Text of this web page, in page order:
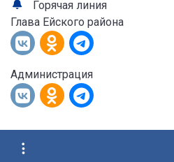
Горячая линия
Глава Ейского района
Администрация